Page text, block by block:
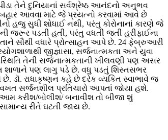
તેને દુનિયાનાં સર્વશ્રેષ્ઠ આનંદનો અનુભવ
આવવા માટે જે પ્રયત્નો કરવામાં આવે છે
હજુ સુધી શોધાઈ નથી, પરંતુ કોરોનાનાં કારણે જે
જરૂર પડતી હતી, પરંતુ વધતી જતી હરીફાઈના
સૌથી વધારે પ્રોત્સાહન આપે છે. 24 ફેબ્રુઆરી
જીજ્ઞાસા, સર્જનાત્મકતા અને યુવા
તેની સર્જનાત્મકતાની ખીલવણી પણ અસર
શાળાને પણ લાગુ પડે છે. વધુ પડતું શિસ્તસભર
ડૉ. રાધાકૃષ્ણન કહે છે દરેક વ્યકિત સ્વાભાવે જ
સર્જનશીલ પ્રતિચારો આપતાં જોયા હશે.
કરીશ/બોલીશ/ બનાવીશ તો બીજા શું
રીતે ઘટતી જાય છે.